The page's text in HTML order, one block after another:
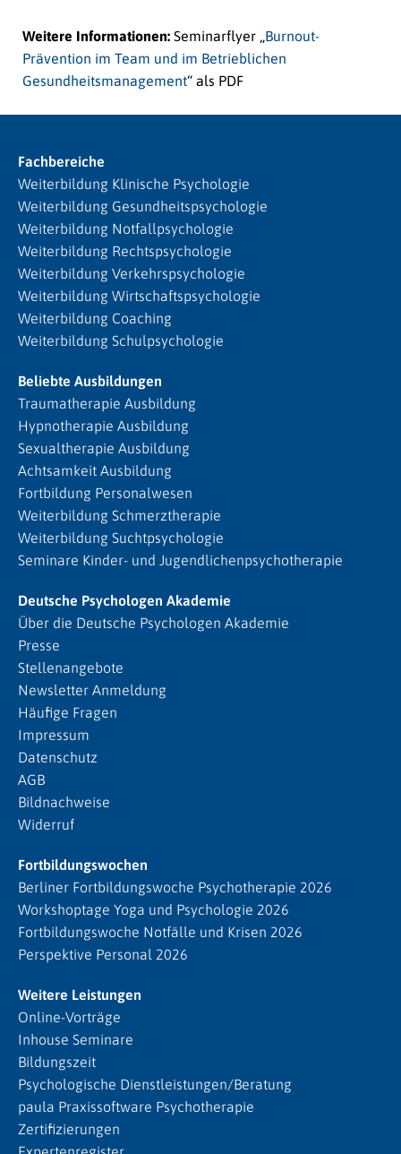
Weitere Informationen: Seminarflyer „Burnout-
Prävention im Team und im Betrieblichen
Gesundheitsmanagement“ als PDF
Fachbereiche
Weiterbildung Klinische Psychologie
Weiterbildung Gesundheitspsychologie
Weiterbildung Notfallpsychologie
Weiterbildung Rechtspsychologie
Weiterbildung Verkehrspsychologie
Weiterbildung Wirtschaftspsychologie
Weiterbildung Coaching
Weiterbildung Schulpsychologie
Beliebte Ausbildungen
Traumatherapie Ausbildung
Hypnotherapie Ausbildung
Sexualtherapie Ausbildung
Achtsamkeit Ausbildung
Fortbildung Personalwesen
Weiterbildung Schmerztherapie
Weiterbildung Suchtpsychologie
Seminare Kinder- und Jugendlichenpsychotherapie
Deutsche Psychologen Akademie
Über die Deutsche Psychologen Akademie
Presse
Stellenangebote
Newsletter Anmeldung
Häufige Fragen
Impressum
Datenschutz
AGB
Bildnachweise
Widerruf
Fortbildungswochen
Berliner Fortbildungswoche Psychotherapie 2026
Workshoptage Yoga und Psychologie 2026
Fortbildungswoche Notfälle und Krisen 2026
Perspektive Personal 2026
Weitere Leistungen
Online-Vorträge
Inhouse Seminare
Bildungszeit
Psychologische Dienstleistungen/Beratung
paula Praxissoftware Psychotherapie
Zertifizierungen